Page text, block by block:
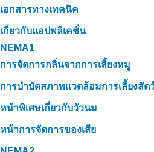
เอกสารทางเทคนิค
เกี่ยวกับแอปพลิเคชั่น
NEMA1
การจัดการกลิ่นจากการเลี้ยงหมู
การบำบัดสภาพแวดล้อมการเลี้ยงสัต
หน้าพิเศษเกี่ยวกับวัวนม
หน้าการจัดการของเสีย